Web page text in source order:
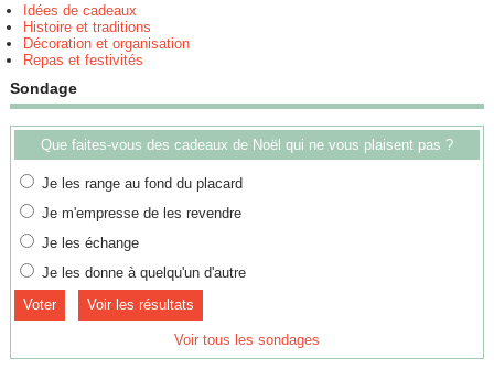
Idées de cadeaux
Histoire et traditions
Décoration et organisation
Repas et festivités
Sondage
Que faites-vous des cadeaux de Noël qui ne vous plaisent pas ?
Je les range au fond du placard
Je m'empresse de les revendre
Je les échange
Je les donne à quelqu'un d'autre
Voir les résultats
Voir tous les sondages